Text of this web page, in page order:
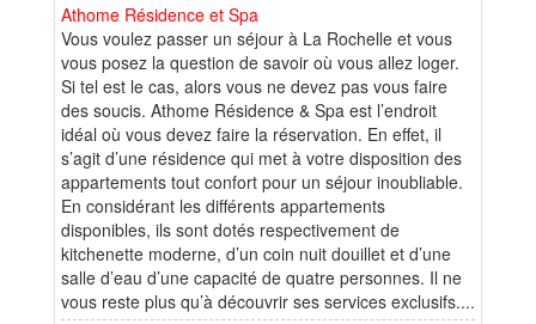
Athome Résidence et Spa
Vous voulez passer un séjour à La Rochelle et vous
vous posez la question de savoir où vous allez loger.
Si tel est le cas, alors vous ne devez pas vous faire
des soucis. Athome Résidence & Spa est l’endroit
idéal où vous devez faire la réservation. En effet, il
s’agit d’une résidence qui met à votre disposition des
appartements tout confort pour un séjour inoubliable.
En considérant les différents appartements
disponibles, ils sont dotés respectivement de
kitchenette moderne, d’un coin nuit douillet et d’une
salle d’eau d’une capacité de quatre personnes. Il ne
vous reste plus qu’à découvrir ses services exclusifs....